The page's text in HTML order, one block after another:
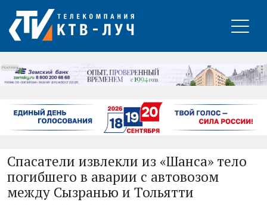
РЕКЛАМА
Спасатели извлекли из «Шанса» тело
погибшего в аварии с автовозом
между Сызранью и Тольятти